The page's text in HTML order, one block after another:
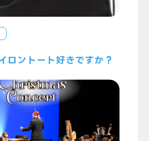
ロントート好きですか？